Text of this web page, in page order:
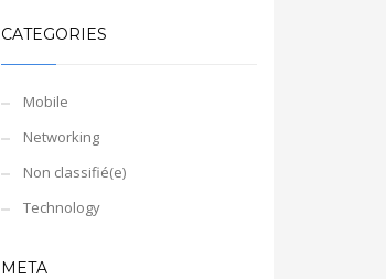
CATEGORIES
Mobile
Networking
Non classifié(e)
Technology
META